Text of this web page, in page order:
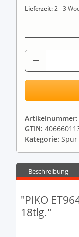
Lieferzeit:2 - 3
Artikelnummer:
GTIN:
Kategorie: Spur
Beschreibung
"PIKO
18tlg."